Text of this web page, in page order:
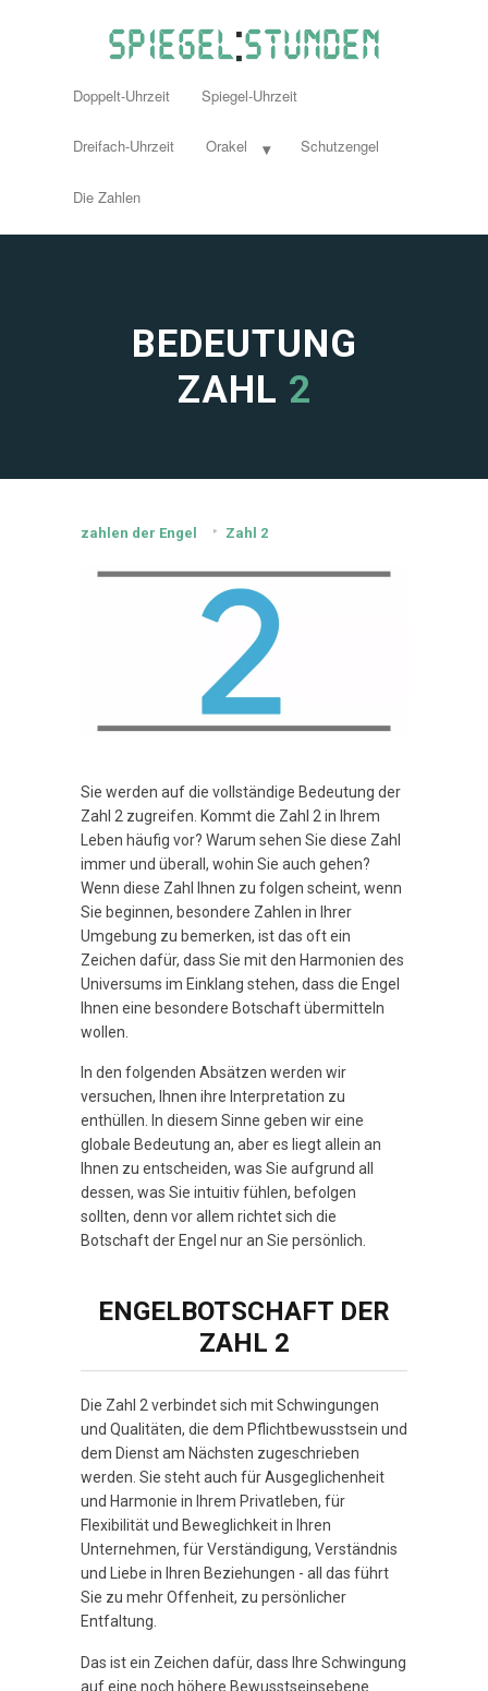
Doppelt-Uhrzeit Spiegel-Uhrzeit
Dreifach-Uhrzeit Orakel Schutzengel
Die Zahlen
BEDEUTUNG
ZAHL 2
zahlen der Engel Zahl 2
Sie werden auf die vollständige Bedeutung der
Zahl 2 zugreifen. Kommt die Zahl 2 in Ihrem
Leben häufig vor? Warum sehen Sie diese Zahl
immer und überall, wohin Sie auch gehen?
Wenn diese Zahl Ihnen zu folgen scheint, wenn
Sie beginnen, besondere Zahlen in Ihrer
Umgebung zu bemerken, ist das oft ein
Zeichen dafür, dass Sie mit den Harmonien des
Universums im Einklang stehen, dass die Engel
Ihnen eine besondere Botschaft übermitteln
wollen.
In den folgenden Absätzen werden wir
versuchen, Ihnen ihre Interpretation zu
enthüllen. In diesem Sinne geben wir eine
globale Bedeutung an, aber es liegt allein an
Ihnen zu entscheiden, was Sie aufgrund all
dessen, was Sie intuitiv fühlen, befolgen
sollten, denn vor allem richtet sich die
Botschaft der Engel nur an Sie persönlich.
ENGELBOTSCHAFT DER
ZAHL 2
Die Zahl 2 verbindet sich mit Schwingungen
und Qualitäten, die dem Pflichtbewusstsein und
dem Dienst am Nächsten zugeschrieben
werden. Sie steht auch für Ausgeglichenheit
und Harmonie in Ihrem Privatleben, für
Flexibilität und Beweglichkeit in Ihren
Unternehmen, für Verständigung, Verständnis
und Liebe in Ihren Beziehungen - all das führt
Sie zu mehr Offenheit, zu persönlicher
Entfaltung.
Das ist ein Zeichen dafür, dass Ihre Schwingung
auf eine noch höhere Bewusstseinsebene